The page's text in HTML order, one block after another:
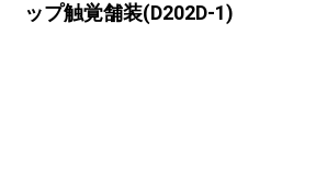
ップ触覚舗装(D202D-1)